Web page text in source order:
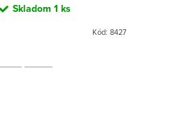
Skladom 1 ks
Kód: 8427